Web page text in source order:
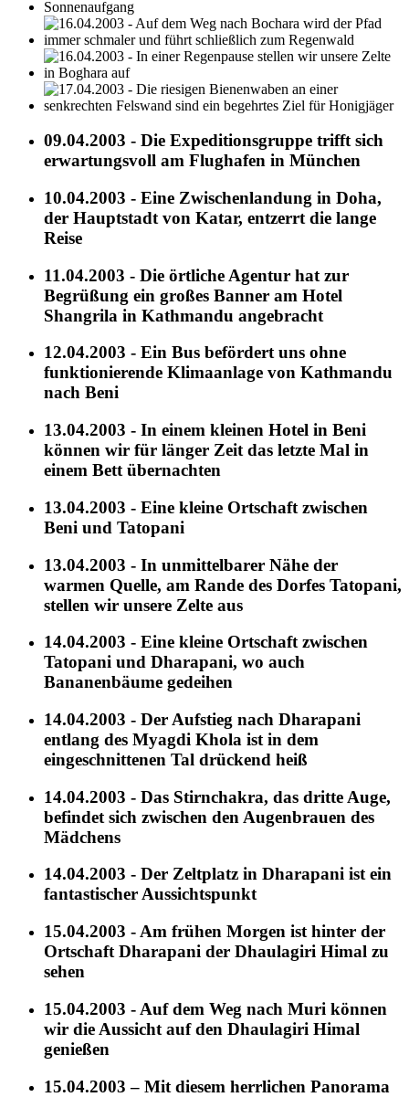
09.04.2003 - Die Expeditionsgruppe trifft sich
erwartungsvoll am Flughafen in München
10.04.2003 - Eine Zwischenlandung in Doha,
der Hauptstadt von Katar, entzerrt die lange
Reise
11.04.2003 - Die örtliche Agentur hat zur
Begrüßung ein großes Banner am Hotel
Shangrila in Kathmandu angebracht
12.04.2003 - Ein Bus befördert uns ohne
funktionierende Klimaanlage von Kathmandu
nach Beni
13.04.2003 - In einem kleinen Hotel in Beni
können wir für länger Zeit das letzte Mal in
einem Bett übernachten
13.04.2003 - Eine kleine Ortschaft zwischen
Beni und Tatopani
13.04.2003 - In unmittelbarer Nähe der
warmen Quelle, am Rande des Dorfes Tatopani,
stellen wir unsere Zelte aus
14.04.2003 - Eine kleine Ortschaft zwischen
Tatopani und Dharapani, wo auch
Bananenbäume gedeihen
14.04.2003 - Der Aufstieg nach Dharapani
entlang des Myagdi Khola ist in dem
eingeschnittenen Tal drückend heiß
14.04.2003 - Das Stirnchakra, das dritte Auge,
befindet sich zwischen den Augenbrauen des
Mädchens
14.04.2003 - Der Zeltplatz in Dharapani ist ein
fantastischer Aussichtspunkt
15.04.2003 - Am frühen Morgen ist hinter der
Ortschaft Dharapani der Dhaulagiri Himal zu
sehen
15.04.2003 - Auf dem Weg nach Muri können
wir die Aussicht auf den Dhaulagiri Himal
genießen
15.04.2003 – Mit diesem herrlichen Panorama